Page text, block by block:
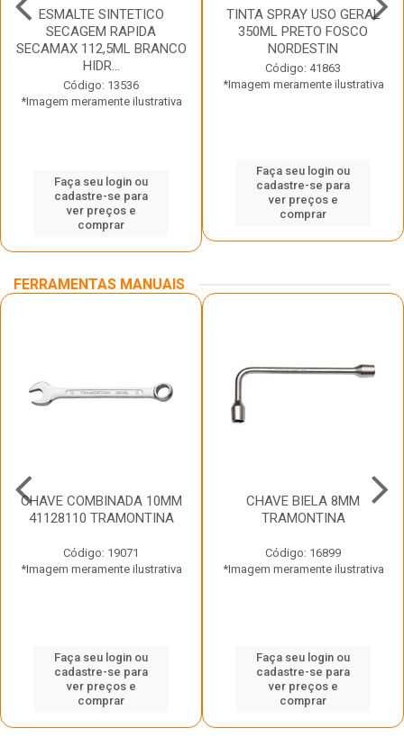
ESMALTE SINTETICO
SECAGEM RAPIDA
SECAMAX 112,5ML BRANCO
HIDR...
Código: 13536
*Imagem meramente ilustrativa
Faça seu login ou
cadastre-se para
ver preços e
comprar
TINTA SPRAY USO GERAL
350ML PRETO FOSCO
NORDESTIN
Código: 41863
*Imagem meramente ilustrativa
Faça seu login ou
cadastre-se para
ver preços e
comprar
FERRAMENTAS MANUAIS
CHAVE COMBINADA 10MM
41128110 TRAMONTINA
Código: 19071
*Imagem meramente ilustrativa
Faça seu login ou
cadastre-se para
ver preços e
comprar
CHAVE BIELA 8MM
TRAMONTINA
Código: 16899
*Imagem meramente ilustrativa
Faça seu login ou
cadastre-se para
ver preços e
comprar